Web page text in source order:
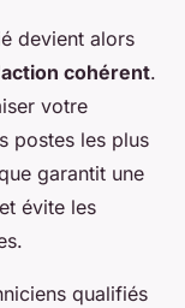
devient alors
cohérent.
votre
postes les plus
garantit une
évite les
qualifiés